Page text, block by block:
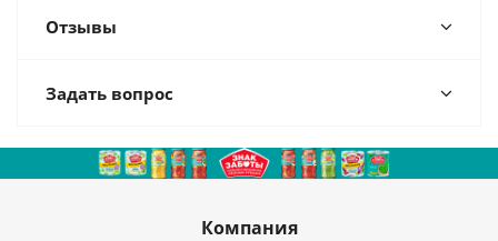
Отзывы
Задать вопрос
Компания